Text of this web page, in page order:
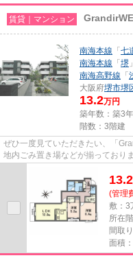
賃貸｜マンション
南海本線 「 七
南海本線 「 堺
南海高野線 「
大阪府堺市堺
13.2万円
築年数：築3
階数：3階建
ぜひ一度見ていただきたい、「
地内ごみ置き場などが揃っており
13.2
(管理
敷：3
所在
間取
面積